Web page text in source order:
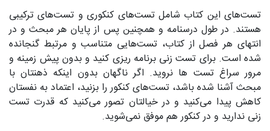
تست‌های این کتاب شامل تست‌های کنکوری و تست‌های ترکیبی
هستند. در طول درسنامه و همچنین پس از پایان هر مبحث و در
انتهای هر فصل از کتاب، تست‌هایی متناسب و مرتبط گنجانده
شده است. برای تست زنی برنامه ریزی کنید و بدون پیش زمینه و
مرور سراغ تست ها نروید. اگر ناگهان بدون اینکه ذهنتان با
مبحث آشنا شده باشد، تست‌های کنکور را بزنید، اعتماد به نفستان
کاهش پیدا می‌کنید و در خیالتان تصور می‌کنید که قدرت تست
زنی ندارید و در کنکور هم موفق نمی‌شوید.